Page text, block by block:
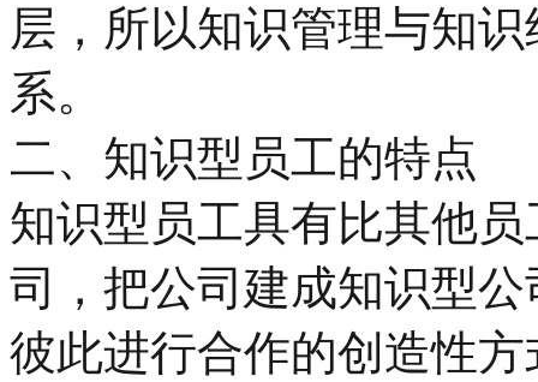
层，所以知识管理与知
系。
二、知识型员工的特点
知识型员工具有比其他
司，把公司建成知识型
彼此进行合作的创造性